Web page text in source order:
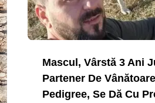
Mascul, Vârstă 3 Ani
Partener De
Pedigree, Se Dă Cu